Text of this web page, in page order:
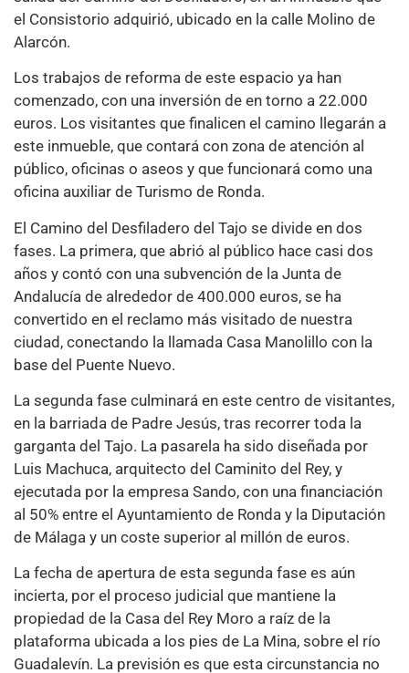
el Consistorio adquirió, ubicado en la calle Molino de
Alarcón.
Los trabajos de reforma de este espacio ya han
comenzado, con una inversión de en torno a 22.000
euros. Los visitantes que finalicen el camino llegarán a
este inmueble, que contará con zona de atención al
público, oficinas o aseos y que funcionará como una
oficina auxiliar de Turismo de Ronda.
El Camino del Desfiladero del Tajo se divide en dos
fases. La primera, que abrió al público hace casi dos
años y contó con una subvención de la Junta de
Andalucía de alrededor de 400.000 euros, se ha
convertido en el reclamo más visitado de nuestra
ciudad, conectando la llamada Casa Manolillo con la
base del Puente Nuevo.
La segunda fase culminará en este centro de visitantes,
en la barriada de Padre Jesús, tras recorrer toda la
garganta del Tajo. La pasarela ha sido diseñada por
Luis Machuca, arquitecto del Caminito del Rey, y
ejecutada por la empresa Sando, con una financiación
al 50% entre el Ayuntamiento de Ronda y la Diputación
de Málaga y un coste superior al millón de euros.
La fecha de apertura de esta segunda fase es aún
incierta, por el proceso judicial que mantiene la
propiedad de la Casa del Rey Moro a raíz de la
plataforma ubicada a los pies de La Mina, sobre el río
Guadalevín. La previsión es que esta circunstancia no